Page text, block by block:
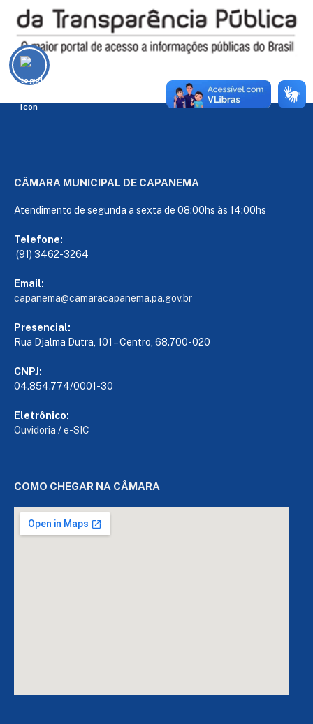
CÂMARA MUNICIPAL DE CAPANEMA
Atendimento de segunda a sexta de 08:00hs às 14:00hs
Telefone:
(91) 3462-3264
Email:
capanema@camaracapanema.pa.gov.br
Presencial:
Rua Djalma Dutra, 101 – Centro, 68.700-020
CNPJ:
04.854.774/0001-30
Eletrônico:
Ouvidoria /e-SIC
COMO CHEGAR NA CÂMARA